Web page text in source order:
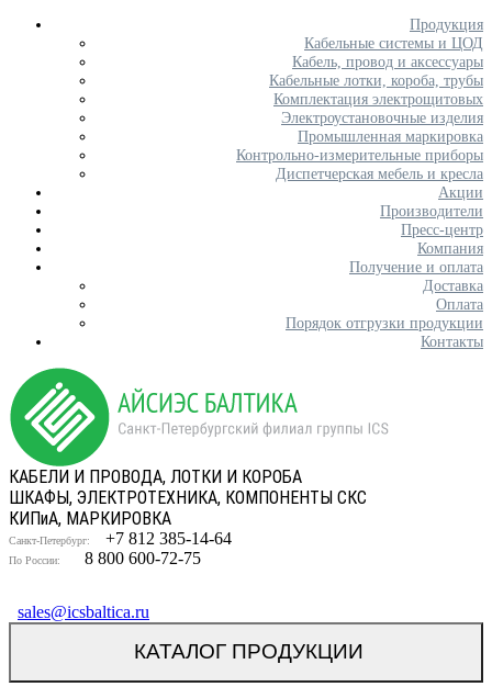
Продукция
Кабельные системы и ЦОД
Кабель, провод и аксессуары
Кабельные лотки, короба, трубы
Комплектация электрощитовых
Электроустановочные изделия
Промышленная маркировка
Контрольно-измерительные приборы
Диспетчерская мебель и кресла
Акции
Производители
Пресс-центр
Компания
Получение и оплата
Доставка
Оплата
Порядок отгрузки продукции
Контакты
КАБЕЛИ И ПРОВОДА, ЛОТКИ И КОРОБА
ШКАФЫ, ЭЛЕКТРОТЕХНИКА, КОМПОНЕНТЫ СКС
КИПиА, МАРКИРОВКА
Санкт-Петербург: +7 812 385-14-64
По России: 8 800 600-72-75
sales@icsbaltica.ru
КАТАЛОГ ПРОДУКЦИИ